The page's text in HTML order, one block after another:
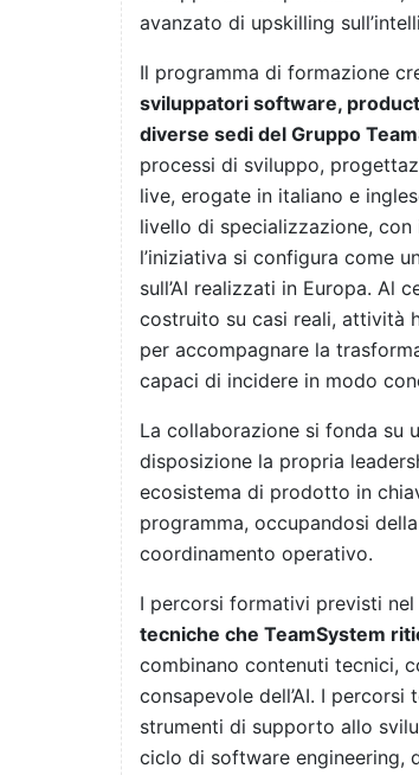
avanzato di upskilling
Il programma di formazione
sviluppatori software,
diverse sedi del Gruppo
processi di sviluppo,
live, erogate in italiano e
livello di specializzazione,
l’iniziativa si configura come
sull’AI realizzati in Europa. Al
costruito su casi reali, attività
per accompagnare la
capaci di incidere in modo
La collaborazione si fonda su
disposizione la propria
ecosistema di prodotto in
programma, occupandosi
coordinamento operativo.
I percorsi formativi previsti
tecniche che TeamSystem
combinano contenuti tecnici,
consapevole dell’AI. I
strumenti di supporto allo
ciclo di software engineering,